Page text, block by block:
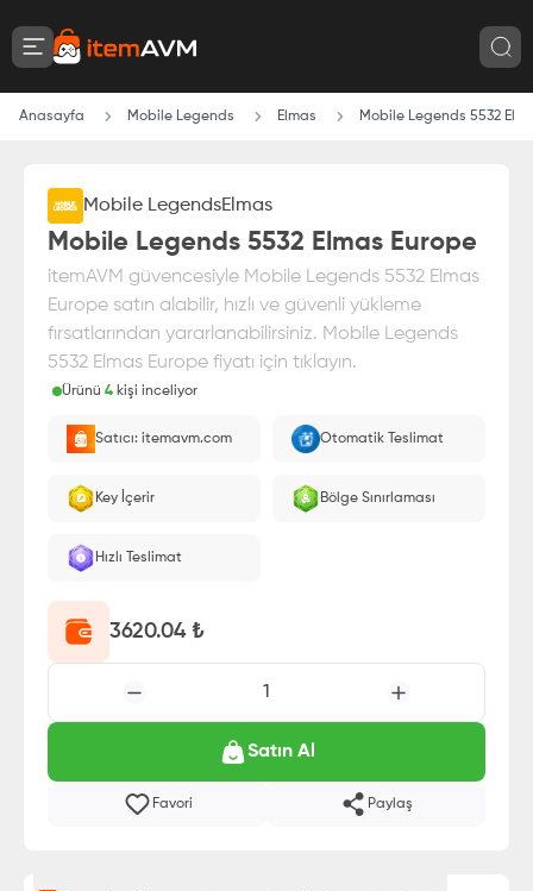
Anasayfa Mobile Legends Elmas Mobile Legends 5532
Mobile LegendsElmas
Mobile Legends 5532 Elmas Europe
itemAVM güvencesiyle Mobile Legends 5532 Elmas
Europe satın alabilir, hızlı ve güvenli yükleme
fırsatlarından yararlanabilirsiniz. Mobile Legends
5532 Elmas Europe fiyatı için tıklayın.
Ürünü 4 kişi inceliyor
Oyuncu ID'nize yüklenir.
Satıcı: itemavm.com Otomatik Teslimat
Key İçerir Bölge Sınırlaması
Hızlı Teslimat
3620.04₺
1
Satın Al
Favori Paylaş